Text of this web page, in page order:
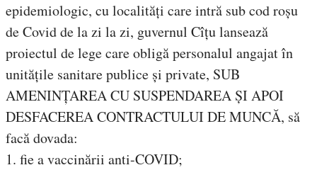
epidemiologic, cu localități care intră sub cod roșu
de Covid de la zi la zi, guvernul Cîțu lansează
proiectul de lege care obligă personalul angajat în
unitățile sanitare publice și private, SUB
AMENINȚAREA CU SUSPENDAREA ȘI APOI
DESFACEREA CONTRACTULUI DE MUNCĂ, să
facă dovada:
1. fie a vaccinării anti-COVID;